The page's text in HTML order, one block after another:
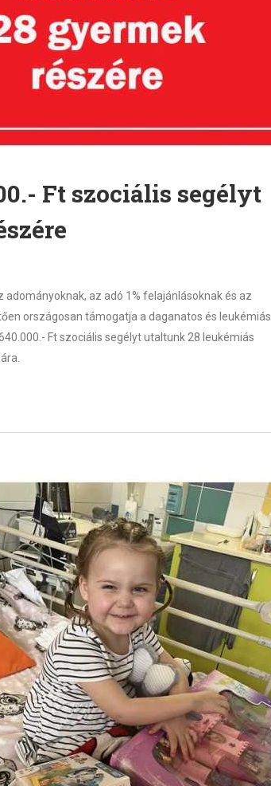
Ft szociális segélyt
az adó 1% felajánlásoknak és az
országosan támogatja a daganatos és leukémiás
Ft szociális segélyt utaltunk 28 leukémiás